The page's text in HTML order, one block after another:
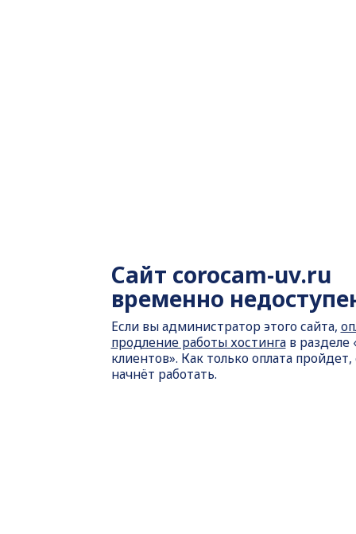
Сайт corocam-uv.ru
временно
Если вы администратор этого сайта,
продление работы хостингав разделе
клиентов». Как только оплата пройдет,
начнёт работать.